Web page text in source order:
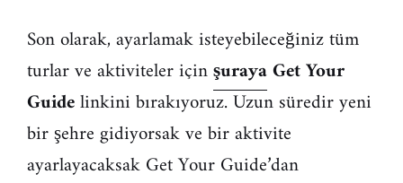
Son olarak, ayarlamak isteyebileceğiniz tüm
turlar ve aktiviteler içinşurayaGet Your
Guidelinkini bırakıyoruz. Uzun süredir yeni
bir şehre gidiyorsak ve bir aktivite
ayarlayacaksak Get Your Guide’dan